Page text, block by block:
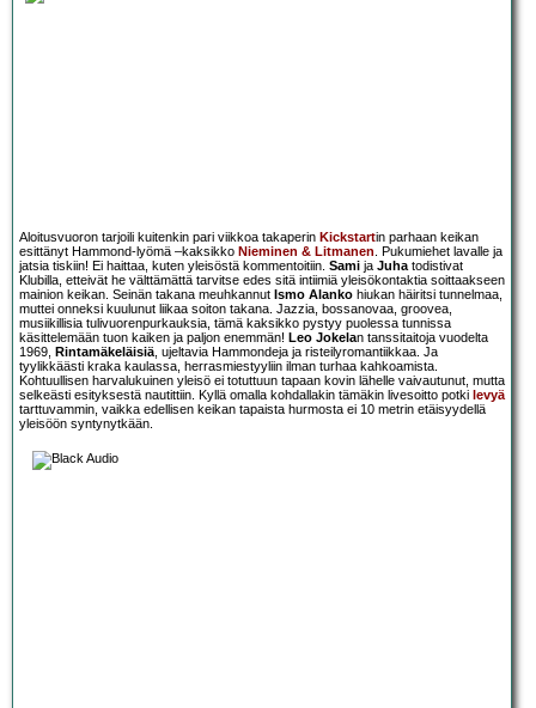
Aloitusvuoron tarjoili kuitenkin pari viikkoa takaperin Kickstartin parhaan keikan
esittänyt Hammond-lyömä –kaksikko Nieminen & Litmanen. Pukumiehet lavalle ja
jatsia tiskiin! Ei haittaa, kuten yleisöstä kommentoitiin. Sami ja Juhatodistivat
Klubilla, etteivät he välttämättä tarvitse edes sitä intiimiä yleisökontaktia soittaakseen
mainion keikan. Seinän takana meuhkannut Ismo Alanko hiukan häiritsi tunnelmaa,
muttei onneksi kuulunut liikaa soiton takana. Jazzia, bossanovaa, groovea,
musiikillisia tulivuorenpurkauksia, tämä kaksikko pystyy puolessa tunnissa
käsittelemään tuon kaiken ja paljon enemmän! Leo Jokelan tanssitaitoja vuodelta
1969, Rintamäkeläisiä, ujeltavia Hammondeja ja risteilyromantiikkaa. Ja
tyylikkäästi kraka kaulassa, herrasmiestyyliin ilman turhaa kahkoamista.
Kohtuullisen harvalukuinen yleisö ei totuttuun tapaan kovin lähelle vaivautunut, mutta
selkeästi esityksestä nautittiin. Kyllä omalla kohdallakin tämäkin livesoitto potki levyä
tarttuvammin, vaikka edellisen keikan tapaista hurmosta ei 10 metrin etäisyydellä
yleisöön syntynytkään.